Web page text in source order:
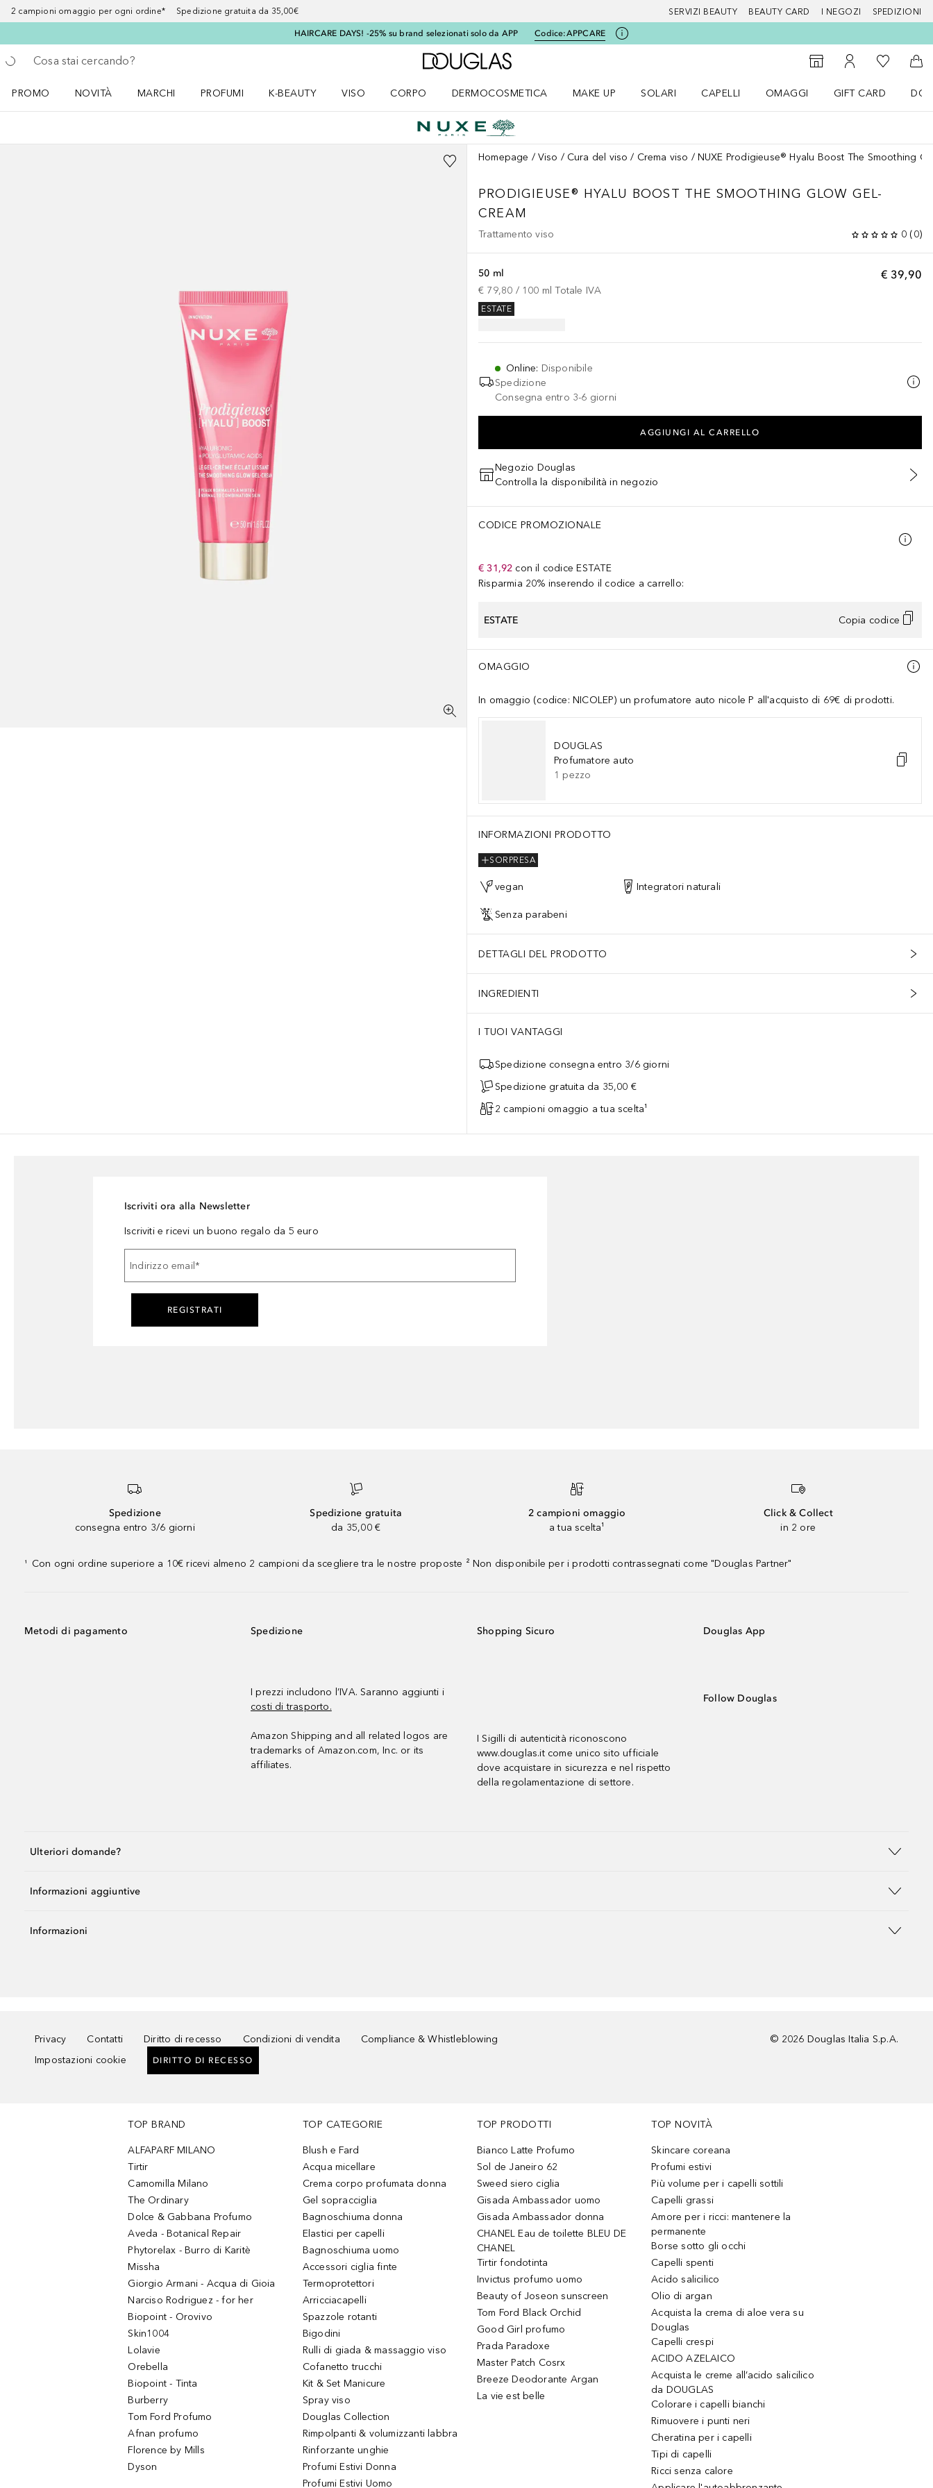
2 campioni omaggio per ogni ordine* Spedizione gratuita da 35,00€ SERVIZI BEAUTY BEAUTY CARD I NEGOZI SPEDIZIONI
HAIRCARE DAYS! -25% su brand selezionati solo da APP Codice:APPCARE
Torna indietro
Esegui ricerca
A Douglas Home
StorefinderAl Mio Account
Alla Mia
Al
PROMO
NOVITÀ
MARCHI
PROFUMI
K-BEAUTY
VISO
CORPO
DERMOCOSMETICA
MAKE UP
SOLARI
CAPELLI
OMAGGI
GIFT CARD
Homepage Viso Cura del viso Crema viso NUXE Prodigieuse® Hyalu Boost The Smoothing
PRODIGIEUSE® HYALU BOOST THE SMOOTHING GLOW GEL-
CREAM
Trattamento viso 0 (0)
€ 39,90
50 ml
€ 79,80 / 100 ml Totale IVA
ESTATE
Online: Disponibile
Spedizione
Consegna entro 3-6 giorni
AGGIUNGI AL CARRELLO
Negozio Douglas
Controlla la disponibilità in negozio
CODICE PROMOZIONALE
€ 31,92 con il codice ESTATE
Risparmia 20% inserendo il codice a carrello:
ESTATE Copia codice
OMAGGIO
In omaggio (codice: NICOLEP) un profumatore auto nicole P all'acquisto di 69€ di prodotti.
DOUGLAS
Profumatore auto
1 pezzo
INFORMAZIONI PRODOTTO
SORPRESA
vegan Integratori naturali
Senza parabeni
DETTAGLI DEL PRODOTTO
INGREDIENTI
I TUOI VANTAGGI
Spedizione consegna entro 3/6 giorni
Spedizione gratuita da 35,00 €
2 campioni omaggio a tua scelta¹
Iscriviti ora alla Newsletter
Iscriviti e ricevi un buono regalo da 5 euro
Indirizzo email *
REGISTRATI
Spedizione
consegna entro 3/6 giorni
Spedizione gratuita
da 35,00 €
2 campioni omaggio
a tua scelta¹
Click & Collect
in 2 ore
¹ Con ogni ordine superiore a 10€ ricevi almeno 2 campioni da scegliere tra le nostre proposte ² Non disponibile per i prodotti contrassegnati come "Douglas Partner"
Metodi di pagamento Spedizione
I prezzi includono l’IVA. Saranno aggiunti i
costi di trasporto.
Amazon Shipping and all related logos are
trademarks of Amazon.com, Inc. or its
affiliates.
Shopping Sicuro
I Sigilli di autenticità riconoscono
www.douglas.it come unico sito ufficiale
dove acquistare in sicurezza e nel rispetto
della regolamentazione di settore.
Douglas App
Follow Douglas
Ulteriori domande?
Informazioni aggiuntive
Informazioni
Privacy Contatti Diritto di recesso Condizioni di vendita
Compliance & Whistleblowing
Impostazioni cookie
DIRITTO DI RECESSO
© 2026 Douglas Italia S.p.A.
TOP BRAND
ALFAPARF MILANO
Tirtir
Camomilla Milano
The Ordinary
Dolce & Gabbana Profumo
Aveda - Botanical Repair
Phytorelax - Burro di Karitè
Missha
Giorgio Armani - Acqua di Gioia
Narciso Rodriguez - for her
Biopoint - Orovivo
Skin1004
Lolavie
Orebella
Biopoint - Tinta
Burberry
Tom Ford Profumo
Afnan profumo
Florence by Mills
Dyson
TOP CATEGORIE
Blush e Fard
Acqua micellare
Crema corpo profumata donna
Gel sopracciglia
Bagnoschiuma donna
Elastici per capelli
Bagnoschiuma uomo
Accessori ciglia finte
Termoprotettori
Arricciacapelli
Spazzole rotanti
Bigodini
Rulli di giada & massaggio viso
Cofanetto trucchi
Kit & Set Manicure
Spray viso
Douglas Collection
Rimpolpanti & volumizzanti labbra
Rinforzante unghie
Profumi Estivi Donna
Profumi Estivi Uomo
TOP PRODOTTI
Bianco Latte Profumo
Sol de Janeiro 62
Sweed siero ciglia
Gisada Ambassador uomo
Gisada Ambassador donna
CHANEL Eau de toilette BLEU DE
CHANEL
Tirtir fondotinta
Invictus profumo uomo
Beauty of Joseon sunscreen
Tom Ford Black Orchid
Good Girl profumo
Prada Paradoxe
Master Patch Cosrx
Breeze Deodorante Argan
La vie est belle
TOP NOVITÀ
Skincare coreana
Profumi estivi
Più volume per i capelli sottili
Capelli grassi
Amore per i ricci: mantenere la
permanente
Borse sotto gli occhi
Capelli spenti
Acido salicilico
Olio di argan
Acquista la crema di aloe vera su
Douglas
Capelli crespi
ACIDO AZELAICO
Acquista le creme all’acido salicilico
da DOUGLAS
Colorare i capelli bianchi
Rimuovere i punti neri
Cheratina per i capelli
Tipi di capelli
Ricci senza calore